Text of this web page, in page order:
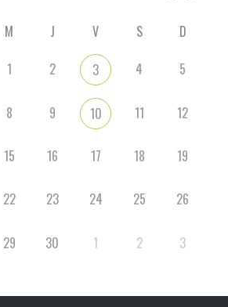
M J V S
D
1 2 3 4 5
8 9 10 11 12
15 16 17 18 19
22 23 24 25 26
29 30 1 2 3